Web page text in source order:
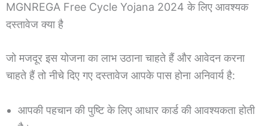
MGNREGA Free Cycle Yojana 2024 के लिए आवश्यक
दस्तावेज क्या है
जो मजदूर इस योजना का लाभ उठाना चाहते हैं और आवेदन करना
चाहते हैं तो नीचे दिए गए दस्तावेज आपके पास होना अनिवार्य है:
आपकी पहचान की पुष्टि के लिए आधार कार्ड की आवश्यकता होती